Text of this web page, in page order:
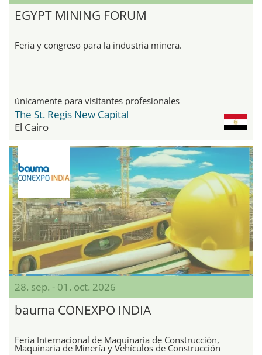
EGYPT MINING FORUM
Feria y congreso para la industria minera.
únicamente para visitantes profesionales
The St. Regis New Capital
El Cairo
28. sep. - 01. oct. 2026
bauma CONEXPO INDIA
Feria Internacional de Maquinaria de Construcción,
Maquinaria de Minería y Vehículos de Construcción